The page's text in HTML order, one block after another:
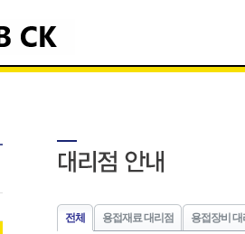
전체 용접재료 대리점 용접장비 대